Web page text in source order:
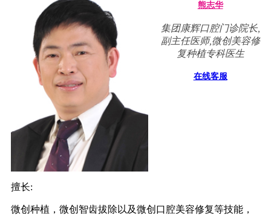
熊志华
集团康辉口腔门诊院长,
副主任医师,微创美容修
复种植专科医生
在线客服
擅长:
微创种植，微创智齿拔除以及微创口腔美容修复等技能，